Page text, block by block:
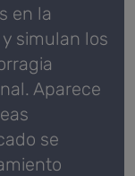
en la
simulan los
Aparece
se